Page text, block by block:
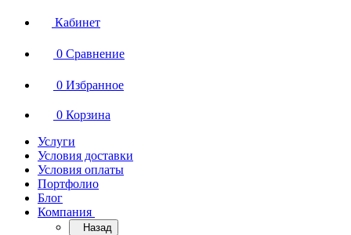
Кабинет
0 Сравнение
0 Избранное
0 Корзина
Услуги
Условия доставки
Условия оплаты
Портфолио
Блог
Компания
Назад